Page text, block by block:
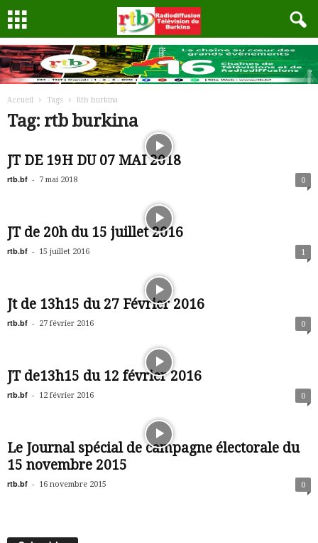
Accueil Tags Rtb burkina
Tag: rtb burkina
JT DE 19H DU 07 MAI 2018
rtb.bf - 7 mai 2018 0
JT de 20h du 15 juillet 2016
rtb.bf - 15 juillet 2016 1
Jt de 13h15 du 27 Février 2016
rtb.bf - 27 février 2016 0
JT de13h15 du 12 février 2016
rtb.bf - 12 février 2016 0
Le Journal spécial de campagne électorale du
15 novembre 2015
rtb.bf - 16 novembre 2015 0